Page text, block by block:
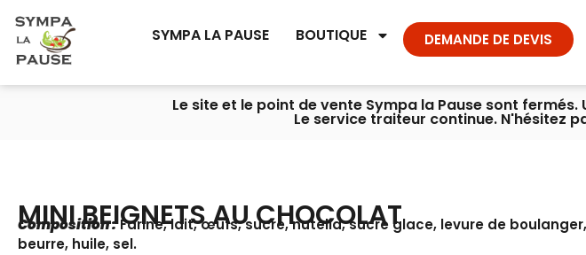
SYMPA LA PAUSE BOUTIQUE DEMANDE DE DEVIS
Le site et le point de vente Sympa la Pause sont
Le service traiteur continue. N'hésitez
MINI BEIGNETS AU CHOCOLAT
Composition :Farine, lait, œufs, sucre, nutella, sucre glace, levure de boulanger,
beurre, huile, sel.